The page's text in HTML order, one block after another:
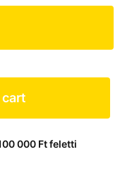
000 Ft feletti